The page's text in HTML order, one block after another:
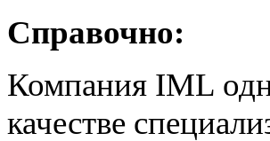
Справочно:
Компания IML
качестве